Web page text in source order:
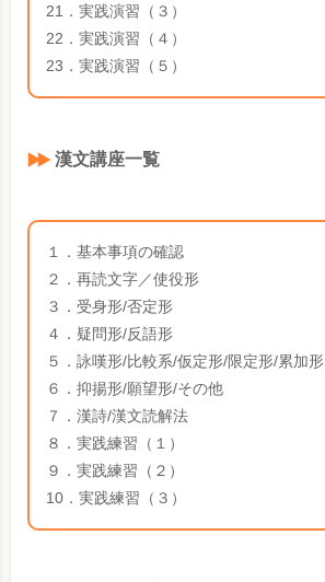
21．実践演習（３）
22．実践演習（４）
23．実践演習（５）
漢文講座一覧
１．基本事項の確認
２．再読文字／使役形
３．受身形/否定形
４．疑問形/反語形
５．詠嘆形/比較系/仮定形/限定形/累加形
６．抑揚形/願望形/その他
７．漢詩/漢文読解法
８．実践練習（１）
９．実践練習（２）
10．実践練習（３）